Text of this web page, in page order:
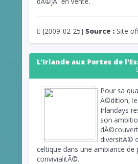
[2009-02-25] Source : Site
L'Irlande aux Portes de
Pour sa
Ã©dition,
Irlandays
son
diversitÃ©
celtique dans une ambiance de
convivialitÃ©.